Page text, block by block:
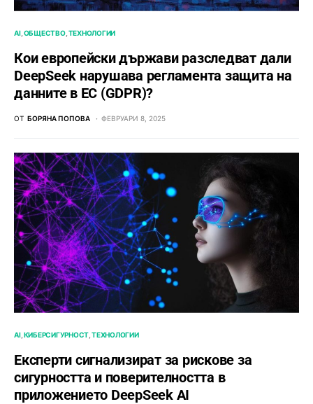
AI ОБЩЕСТВО ТЕХНОЛОГИИ
Кои европейски държави разследват дали
DeepSeek нарушава регламента защита на
данните в ЕС (GDPR)?
ОТ БОРЯНА ПОПОВА ФЕВРУАРИ 8, 2025
AI КИБЕРСИГУРНОСТ ТЕХНОЛОГИИ
Експерти сигнализират за рискове за
сигурността и поверителността в
приложението DeepSeek AI